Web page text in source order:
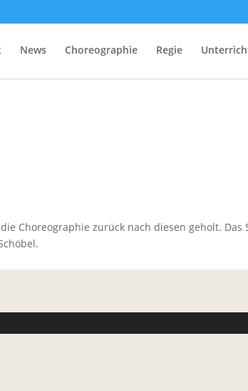
News Choreographie Regie
Choreographie zurück nach diesen geholt. Das